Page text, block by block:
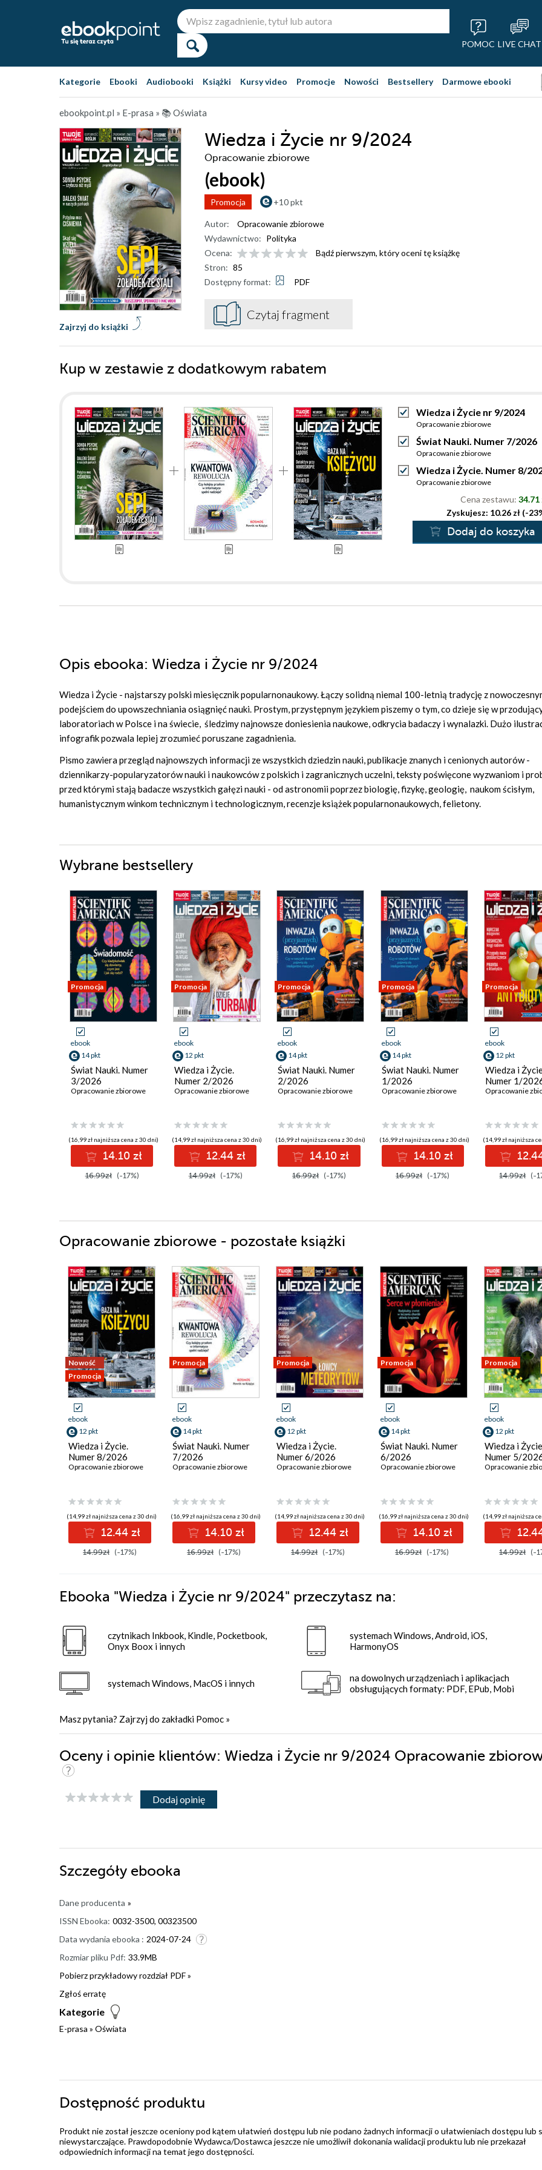
POMOC LIVE CHAT
Kategorie Ebooki Audiobooki Książki Kursy video Promocje Nowości Bestsellery Darmowe ebooki
ebookpoint.pl » E-prasa » 📚 Oświata
Wiedza i Życie nr 9/2024
Opracowanie zbiorowe
(ebook)
Promocja +10 pkt
Zajrzyj do książki
Autor:
Opracowanie zbiorowe
Wydawnictwo: Polityka
Ocena:
Bądź pierwszym, który oceni tę książkę
Stron: 85
Dostępny format:
PDF
Czytaj fragment
Kup w zestawie z dodatkowym rabatem
Wiedza i Życie nr 9/2024
Opracowanie zbiorowe
Świat Nauki. Numer 7/2026
Opracowanie zbiorowe
Wiedza i Życie. Numer 8/
Opracowanie zbiorowe
Cena zestawu: 34.71
Zyskujesz: 10.26 zł (-
Dodaj do koszyka
Opis ebooka: Wiedza i Życie nr 9/2024
Wiedza i Życie - najstarszy polski miesięcznik popularnonaukowy. Łączy solidną niemal 100-letnią tradycję z
podejściem do upowszechniania osiągnięć nauki. Prostym, przystępnym językiem piszemy o tym, co dzieje się w
laboratoriach w Polsce i na świecie, śledzimy najnowsze doniesienia naukowe, odkrycia badaczy i wynalazki. Dużo
infografik pozwala lepiej zrozumieć poruszane zagadnienia.
Pismo zawiera przegląd najnowszych informacji ze wszystkich dziedzin nauki, publikacje znanych i cenionych autorów -
dziennikarzy-popularyzatorów nauki i naukowców z polskich i zagranicznych uczelni, teksty poświęcone wyzwaniom i
przed którymi stają badacze wszystkich gałęzi nauki - od astronomii poprzez biologię, fizykę, geologię, naukom ścisłym,
humanistycznym winkom technicznym i technologicznym, recenzje książek popularnonaukowych, felietony.
Wybrane bestsellery
Promocja
ebook
14 pkt
Świat Nauki. Numer
3/2026
Opracowanie zbiorowe
(16,99 zł najniższa cena z 30 dni)
14.10 zł
16.99zł (-17%)
Promocja
ebook
12 pkt
Wiedza i Życie.
Numer 2/2026
Opracowanie zbiorowe
(14,99 zł najniższa cena z 30 dni)
12.44 zł
14.99zł (-17%)
Promocja
ebook
14 pkt
Świat Nauki. Numer
2/2026
Opracowanie zbiorowe
(16,99 zł najniższa cena z 30 dni)
14.10 zł
16.99zł (-17%)
Promocja
ebook
14 pkt
Świat Nauki. Numer
1/2026
Opracowanie zbiorowe
(16,99 zł najniższa cena z 30 dni)
14.10 zł
16.99zł (-17%)
Promocja
ebook
12 pkt
Wiedza i
Numer 1/
Opracowanie
(14,99 zł najniższa
14.99zł (-
Opracowanie zbiorowe - pozostałe książki
Nowość
Promocja
ebook
12 pkt
Wiedza i Życie.
Numer 8/2026
Opracowanie zbiorowe
(14,99 zł najniższa cena z 30 dni)
12.44 zł
14.99zł (-17%)
Promocja
ebook
14 pkt
Świat Nauki. Numer
7/2026
Opracowanie zbiorowe
(16,99 zł najniższa cena z 30 dni)
14.10 zł
16.99zł (-17%)
Promocja
ebook
12 pkt
Wiedza i Życie.
Numer 6/2026
Opracowanie zbiorowe
(14,99 zł najniższa cena z 30 dni)
12.44 zł
14.99zł (-17%)
Promocja
ebook
14 pkt
Świat Nauki. Numer
6/2026
Opracowanie zbiorowe
(16,99 zł najniższa cena z 30 dni)
14.10 zł
16.99zł (-17%)
Promocja
ebook
12 pkt
Wiedza i
Numer 5/
Opracowanie
(14,99 zł najniższa
14.99zł (-
Ebooka "Wiedza i Życie nr 9/2024" przeczytasz na:
czytnikach Inkbook, Kindle, Pocketbook,
Onyx Boox i innych
systemach Windows, MacOS i innych
systemach Windows, Android, iOS,
HarmonyOS
na dowolnych urządzeniach i aplikacjach
obsługujących formaty: PDF, EPub, Mobi
Masz pytania? Zajrzyj do zakładki Pomoc »
Oceny i opinie klientów: Wiedza i Życie nr 9/2024 Opracowanie
Dodaj opinię
Szczegóły ebooka
Dane producenta »
ISSN Ebooka: 0032-3500, 00323500
Data wydania ebooka : 2024-07-24
Rozmiar pliku Pdf: 33.9MB
Pobierz przykładowy rozdział PDF »
Zgłoś erratę
Kategorie
E-prasa » Oświata
Dostępność produktu
Produkt nie został jeszcze oceniony pod kątem ułatwień dostępu lub nie podano żadnych informacji o ułatwieniach dostępu lub
niewystarczające. Prawdopodobnie Wydawca/Dostawca jeszcze nie umożliwił dokonania walidacji produktu lub nie przekazał
odpowiednich informacji na temat jego dostępności.